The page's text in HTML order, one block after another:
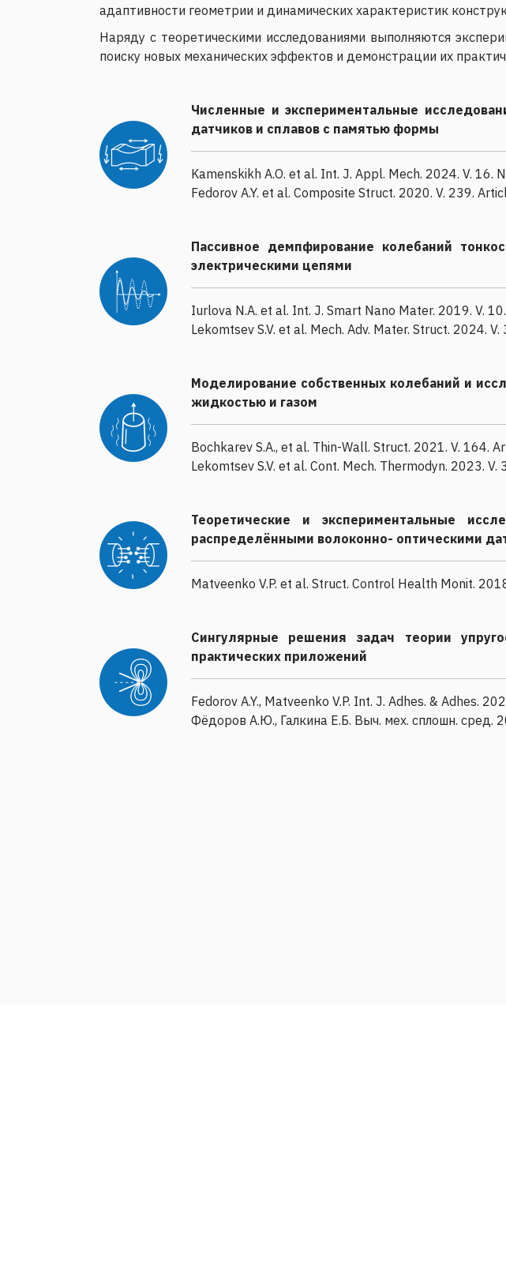
адаптивности геометрии и динамических характеристик
Наряду с теоретическими исследованиями выполняются
поиску новых механических эффектов и демонстрации их
Численные и экспериментальные
датчиков и сплавов с памятью формы
Kamenskikh A.O. et al. Int. J. Appl. Mech. 2024. V. 16.
Fedorov A.Y. et al. Composite Struct. 2020. V. 239.
Пассивное демпфирование колебаний
электрическими цепями
Iurlova N.A. et al. Int. J. Smart Nano Mater. 2019. V.
Lekomtsev S.V. et al. Mech. Adv. Mater. Struct. 2024.
Моделирование собственных колебаний и
жидкостью и газом
Bochkarev S.A., et al. Thin-Wall. Struct. 2021. V. 164.
Lekomtsev S.V. et al. Cont. Mech. Thermodyn. 2023. V.
Теоретические и экспериментальные
распределёнными волоконно- оптическими
Matveenko V.P. et al. Struct. Control Health Monit.
Сингулярные решения задач теории
практических приложений
Fedorov A.Y., Matveenko V.P. Int. J. Adhes. & Adhes.
Фёдоров А.Ю., Галкина Е.Б. Выч. мех. сплошн. сред.